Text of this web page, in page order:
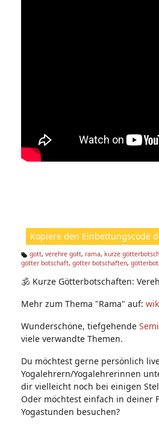
Kopiere den Einbettungscode
Ta
s:
gott, verehre gott, rama, kurze
götter botschaft, götter botschaften,
🕉 Kurze Götterbotschaften:
Mehr zum Thema "Rama" auf:
Wunderschöne, tiefgehende
viele verwandte Themen.
Du möchtest gerne persönlich
Yogalehrern/Yogalehrerinnen
dir vielleicht noch bei einigen
Oder möchtest einfach in deiner
Yogastunden besuchen?